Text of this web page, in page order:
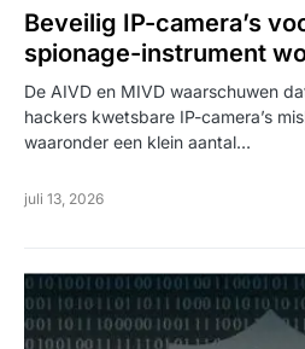
Beveilig IP-camera’s
spionage-instrument
De AIVD en MIVD waarschuwen
hackers kwetsbare IP-camera’s
waaronder een klein aantal…
juli 13, 2026